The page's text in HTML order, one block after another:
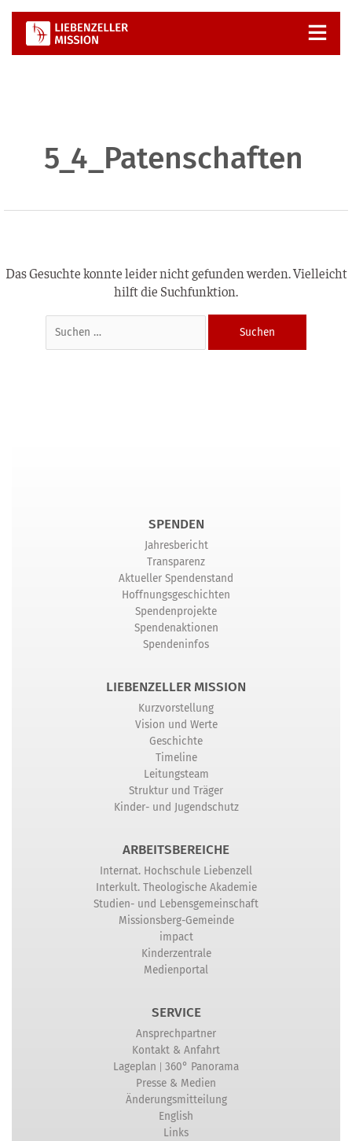
Zum
Inhalt
springen
5_4_Patenschaften
Das Gesuchte konnte leider nicht gefunden werden. Vielleicht
hilft die Suchfunktion.
SPENDEN
Jahresbericht
Transparenz
Aktueller Spendenstand
Hoffnungsgeschichten
Spendenprojekte
Spendenaktionen
Spendeninfos
LIEBENZELLER MISSION
Kurzvorstellung
Vision und Werte
Geschichte
Timeline
Leitungsteam
Struktur und Träger
Kinder- und Jugendschutz
ARBEITSBEREICHE
Internat. Hochschule Liebenzell
Interkult. Theologische Akademie
Studien- und Lebensgemeinschaft
Missionsberg-Gemeinde
impact
Kinderzentrale
Medienportal
SERVICE
Ansprechpartner
Kontakt & Anfahrt
Lageplan | 360° Panorama
Presse & Medien
Änderungsmitteilung
English
Links